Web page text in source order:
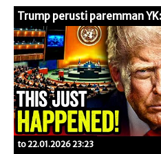
Trump perusti paremman
to 22.01.2026 23:23